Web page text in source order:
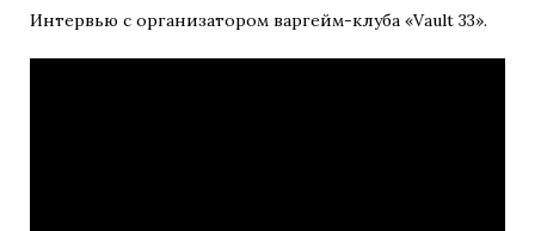
Интервью с организатором варгейм-клуба «Vault 33».